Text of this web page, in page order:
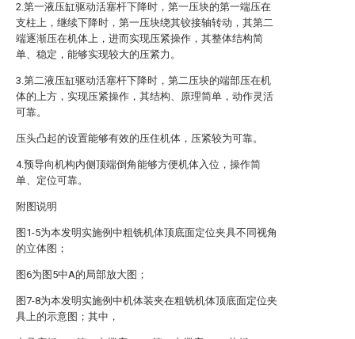
2.第一液压缸驱动活塞杆下降时，第一压块的第一端压在
支柱上，继续下降时，第一压块绕其铰接轴转动，其第二
端逐渐压在机体上，进而实现压紧操作，其整体结构简
单、稳定，能够实现较大的压紧力。
3.第二液压缸驱动活塞杆下降时，第二压块的端部压在机
体的上方，实现压紧操作，其结构、原理简单，动作灵活
可靠。
压头凸起的设置能够有效的压住机体，压紧较为可靠。
4.预导向机构内侧顶端倒角能够方便机体入位，操作简
单、定位可靠。
附图说明
图1-5为本发明实施例中粗铣机体顶底面定位夹具不同视角
的立体图；
图6为图5中A的局部放大图；
图7-8为本发明实施例中机体装夹在粗铣机体顶底面定位夹
具上的示意图；其中，